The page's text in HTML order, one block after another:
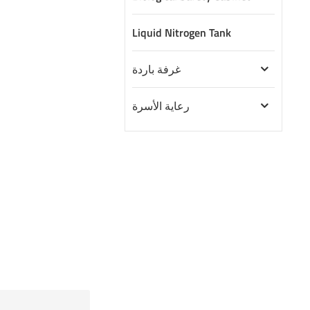
Liquid Nitrogen Tank
غرفة باردة
رعاية الأسرة